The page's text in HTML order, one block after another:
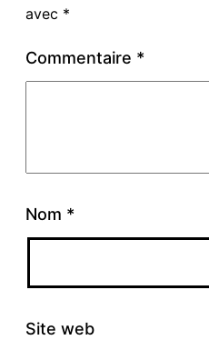
avec *
Commentaire *
Nom *
Site web